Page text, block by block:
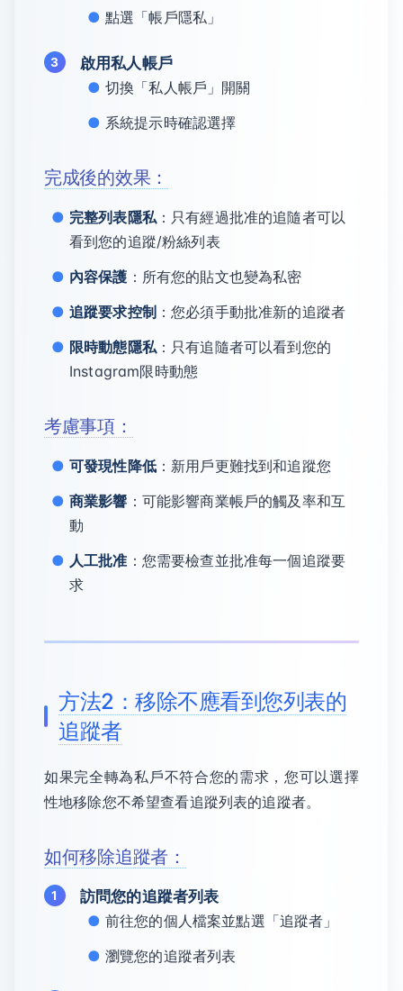
點選「帳戶隱私」
啟用私人帳戶
切換「私人帳戶」開關
系統提示時確認選擇
完成後的效果：
完整列表隱私：只有經過批准的追隨者可以
看到您的追蹤/粉絲列表
內容保護 ：所有您的貼文也變為私密
追蹤要求控制 ：您必須手動批准新的追蹤者
限時動態隱私：只有追隨者可以看到您的
Instagram限時動態
考慮事項：
可發現性降低：新用戶更難找到和追蹤您
商業影響 ：可能影響商業帳戶的觸及率和互
動
人工批准 ：您需要檢查並批准每一個追蹤要
求
方法2：移除不應看到您列表的
追蹤者
如果完全轉為私戶不符合您的需求，您可以選擇
性地移除您不希望查看追蹤列表的追蹤者。
如何移除追蹤者：
訪問您的追蹤者列表
前往您的個人檔案並點選「追蹤者」
瀏覽您的追蹤者列表